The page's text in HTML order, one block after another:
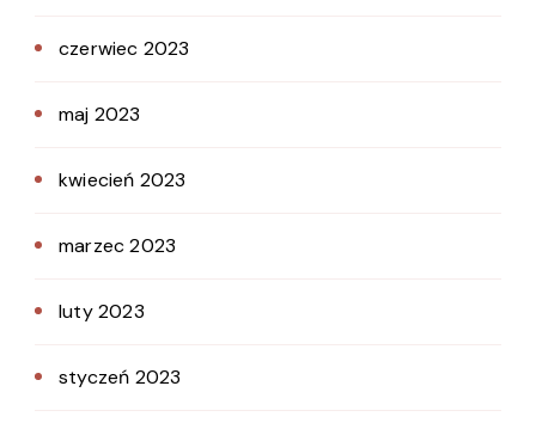
czerwiec 2023
maj 2023
kwiecień 2023
marzec 2023
luty 2023
styczeń 2023